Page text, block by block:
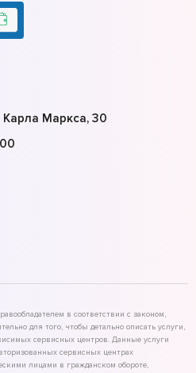
Карла Маркса, 30
в соответствии с законом,
для того, чтобы детально описать услуги,
сервисных центров. Данные услуги
сервисных центрах
лицами в гражданском обороте,